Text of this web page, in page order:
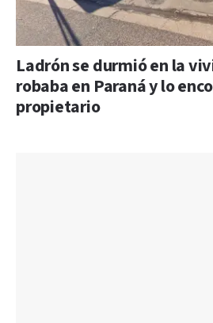
Ladrón se durmió en la
robaba en Paraná y lo
propietario